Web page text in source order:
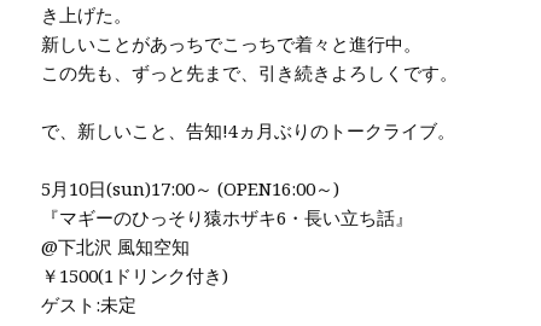
き上げた。
新しいことがあっちでこっちで着々と進行中。
この先も、ずっと先まで、引き続きよろしくです。
で、新しいこと、告知!4ヵ月ぶりのトークライブ。
5月10日(sun)17:00～ (OPEN16:00～)
『マギーのひっそり猿ホザキ6・長い立ち話』
@下北沢 風知空知
￥1500(1ドリンク付き)
ゲスト:未定